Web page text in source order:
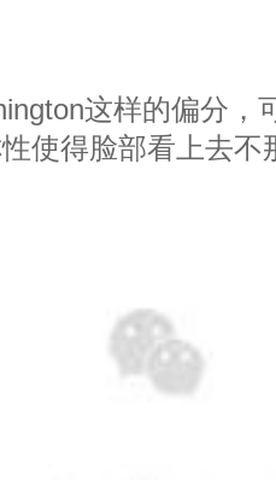
这样的偏分，
使得脸部看上去不